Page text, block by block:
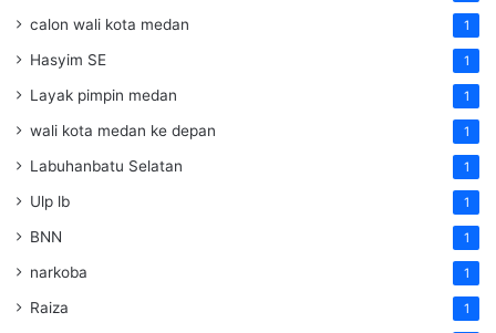
calon wali kota medan 1
Hasyim SE 1
Layak pimpin medan 1
wali kota medan ke depan 1
Labuhanbatu Selatan 1
Ulp lb 1
BNN 1
narkoba 1
Raiza 1